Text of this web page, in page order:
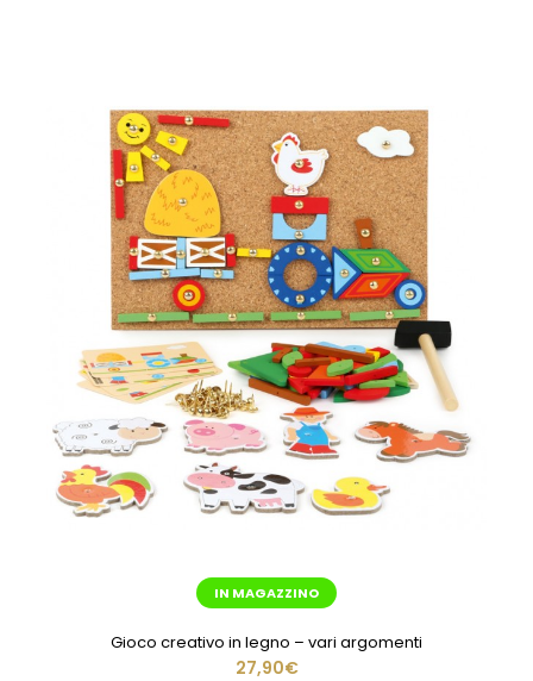
IN MAGAZZINO
Gioco creativo in legno – vari argomenti
27,90€